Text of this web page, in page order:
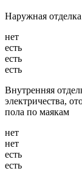
Наружная отделка
нет
есть
есть
есть
Внутренняя
электричества,
пола по маякам
нет
нет
есть
есть